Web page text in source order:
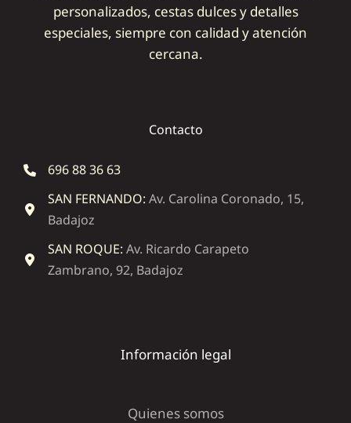
personalizados, cestas dulces y detalles
especiales, siempre con calidad y atención
cercana.
Contacto
696 88 36 63
SAN FERNANDO: Av. Carolina Coronado, 15,
Badajoz
SAN ROQUE: Av. Ricardo Carapeto
Zambrano, 92, Badajoz
Información legal
Quienes somos